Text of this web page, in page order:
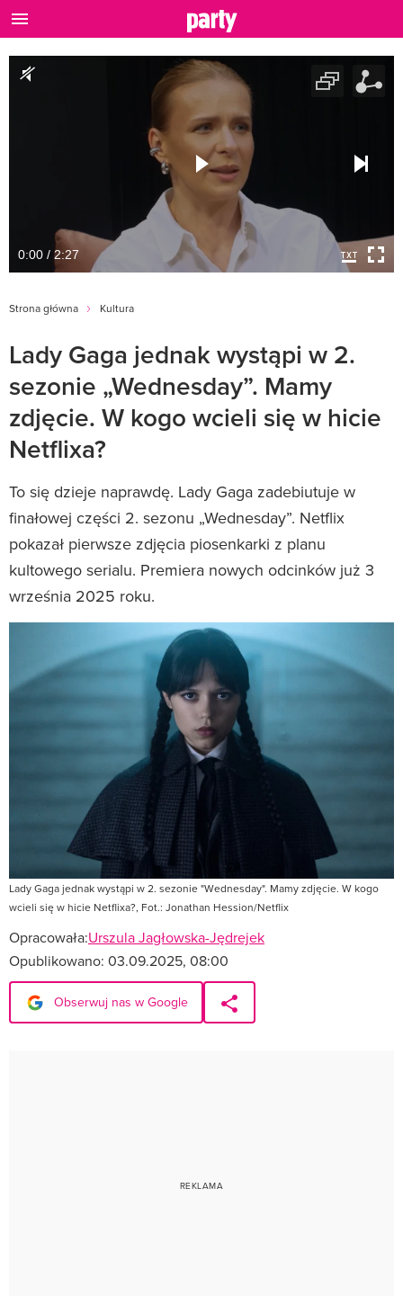
0:00 / 2:27
Strona główna Kultura
Lady Gaga jednak wystąpi w 2.
sezonie „Wednesday”. Mamy
zdjęcie. W kogo wcieli się w hicie
Netflixa?
To się dzieje naprawdę. Lady Gaga zadebiutuje w
finałowej części 2. sezonu „Wednesday”. Netflix
pokazał pierwsze zdjęcia piosenkarki z planu
kultowego serialu. Premiera nowych odcinków już 3
września 2025 roku.
Lady Gaga jednak wystąpi w 2. sezonie "Wednesday". Mamy zdjęcie. W kogo
wcieli się w hicie Netflixa?, Fot.: Jonathan Hession/Netflix
Opracowała:Urszula Jagłowska-Jędrejek
Opublikowano: 03.09.2025, 08:00
Obserwuj nas w Google